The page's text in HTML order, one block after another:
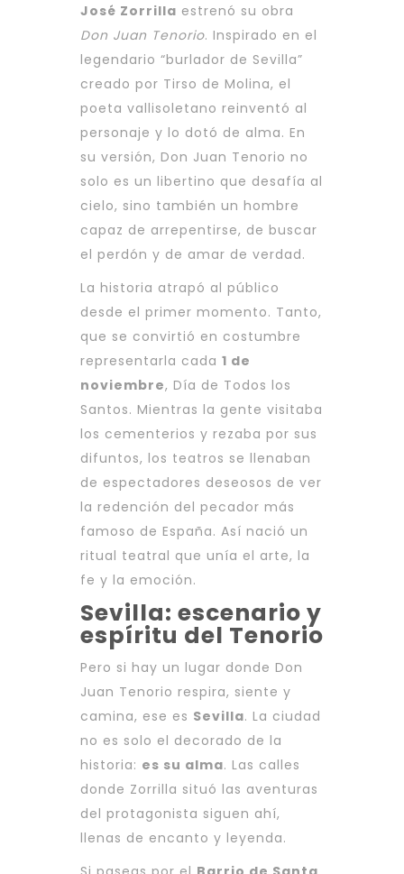
José Zorrilla estrenó su obra
Don Juan Tenorio. Inspirado en el
legendario “burlador de Sevilla”
creado por Tirso de Molina, el
poeta vallisoletano reinventó al
personaje y lo dotó de alma. En
su versión, Don Juan Tenorio no
solo es un libertino que desafía al
cielo, sino también un hombre
capaz de arrepentirse, de buscar
el perdón y de amar de verdad.
La historia atrapó al público
desde el primer momento. Tanto,
que se convirtió en costumbre
representarla cada 1 de
noviembre, Día de Todos los
Santos. Mientras la gente visitaba
los cementerios y rezaba por sus
difuntos, los teatros se llenaban
de espectadores deseosos de ver
la redención del pecador más
famoso de España. Así nació un
ritual teatral que unía el arte, la
fe y la emoción.
Sevilla: escenario y
espíritu del Tenorio
Pero si hay un lugar donde Don
Juan Tenorio respira, siente y
camina, ese es Sevilla. La ciudad
no es solo el decorado de la
historia: es su alma. Las calles
donde Zorrilla situó las aventuras
del protagonista siguen ahí,
llenas de encanto y leyenda.